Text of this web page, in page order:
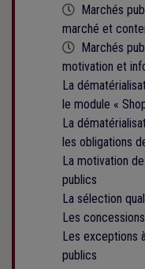
Cette
Marchés
marché et
Cette
Marchés
motivation et
La
le module «
La
les obligations
La motivation
publics
La sélection
Les
Les exceptions
publics